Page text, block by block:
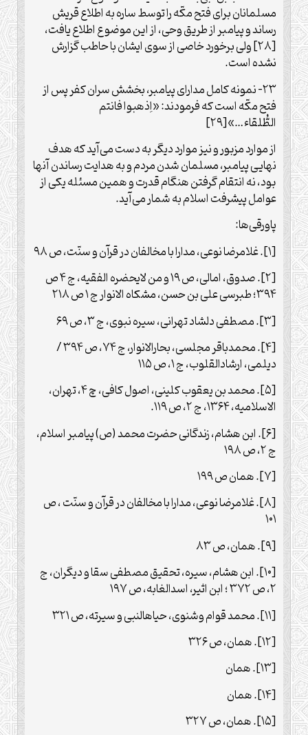
مسلمانان برای فتح مکّه را توسط ساره به اطلاع قریش
رساند و پیامبر از طریق وحی، از این موضوع اطلاع یافت،
[۲۸] ولی برخورد خاصی از سوی ایشان با حاطب گزارش
نشده است.
۲۳- نمونه کامل مدارای پیامبر، بخشش سران کفر پس از
فتح مکّه است که فرمودند: «اِذهبوا فانتم
الطُّلقاء…»[۲۹]
از موارد مزبور و نیز موارد دیگر به دست می‌‏آید که هدف
نهایی پیامبر، مسلمان شدن مردم و به هدایت رساندن آن‏ها
بود، نه انتقام گرفتن هنگام قدرت و همین مسئله یکی از
عوامل پیشرفت اسلام به شمار می‏‌آید.
پاورقی‌ها:
[۱]. غلامرضا نوعی، مدارا با مخالفان در قرآن و سنّت، ص ۹۸
[۲]. صدوق، امالی، ص ۱۹ و من لایحضره الفقیه، ج ۴ ص
۳۹۴؛ طبرسی علی بن حسن، مشکاه الانوار ج ۱ ص ۲۱۸
[۳]. مصطفی دلشاد تهرانی، سیره نبوی، ج ۳، ص ۶۹
[۴]. محمدباقر مجلسی، بحارالانوار، ج ۷۴، ص ۳۹۴ /
دیلمی، ارشادالقلوب، ج ۱، ص ۱۱۵
[۵]. محمد بن یعقوب کلینی، اصول کافی، چ ۴، تهران،
الاسلامیه، ۱۳۶۴، ج ۲، ص ۱۱۹.
[۶]. ابن هشام، زندگانی حضرت محمد (ص) پیامبر اسلام،
ج ۲، ص ۱۹۸
[۷]. همان ص ۱۹۹
[۸]. غلامرضا نوعی، مدارا با مخالفان در قرآن و سنّت ، ص
۱۰۱
[۹]. همان، ص ۸۳
[۱۰]. ابن هشام، سیره، تحقیق مصطفی سقا و دیگران، ج
۲، ص ۳۷۲ ؛ ابن اثیر، اسدالغابه، ص ۱۹۷
[۱۱]. محمد قوام وشنوی، حیاهالنبی و سیرته، ص ۳۲۱
[۱۲]. همان، ص ۳۲۶
[۱۳]. همان
[۱۴]. همان
[۱۵]. همان، ص ۳۲۷